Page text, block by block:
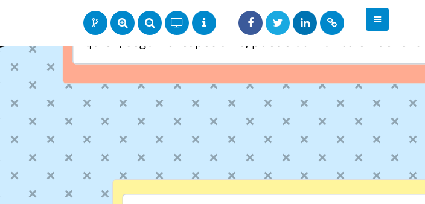
especies inferiores y la superioridad por parte del ser
quien, según el especismo, puede utilizarlos en